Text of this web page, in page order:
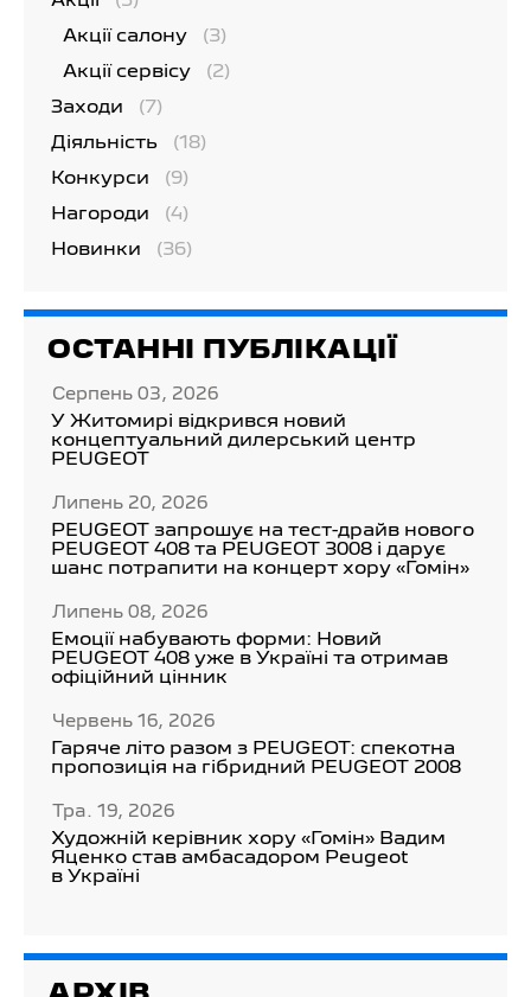
Акції салону (3)
Акції сервісу (2)
Заходи (7)
Діяльність (18)
Конкурси (9)
Нагороди (4)
Новинки (36)
ОСТАННІ ПУБЛІКАЦІЇ
Серпень 03, 2026
У Житомирі відкрився новий
концептуальний дилерський центр
PEUGEOT
Липень 20, 2026
PEUGEOT запрошує на тест-драйв нового
PEUGEOT 408 та PEUGEOT 3008 і дарує
шанс потрапити на концерт хору «Гомін»
Липень 08, 2026
Емоції набувають форми: Новий
PEUGEOT 408 уже в Україні та отримав
офіційний цінник
Червень 16, 2026
Гаряче літо разом з PEUGEOT: спекотна
пропозиція на гібридний PEUGEOT 2008
Тра. 19, 2026
Художній керівник хору «Гомін» Вадим
Яценко став амбасадором Peugeot
в Україні